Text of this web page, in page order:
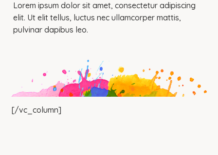
Lorem ipsum dolor sit amet, consectetur adipiscing
elit. Ut elit tellus, luctus nec ullamcorper mattis,
pulvinar dapibus leo.
[/vc_column]